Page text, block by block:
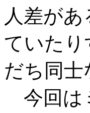
人差が
ていた
だち同
今回は